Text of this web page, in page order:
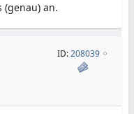
(genau) an.
ID:208039